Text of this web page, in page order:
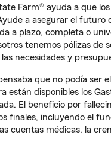
Farm® ayuda a que
a asegurar el futuro
a plazo, completa o
tenemos pólizas de
necesidades y
que no podía ser
están disponibles los
El beneficio por
finales, incluyendo el
cuentas médicas, la